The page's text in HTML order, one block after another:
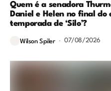
Quem é a senadora
Daniel e Helen no final do
temporada de ‘Silo’?
Wilson Spiler 07/08/2026